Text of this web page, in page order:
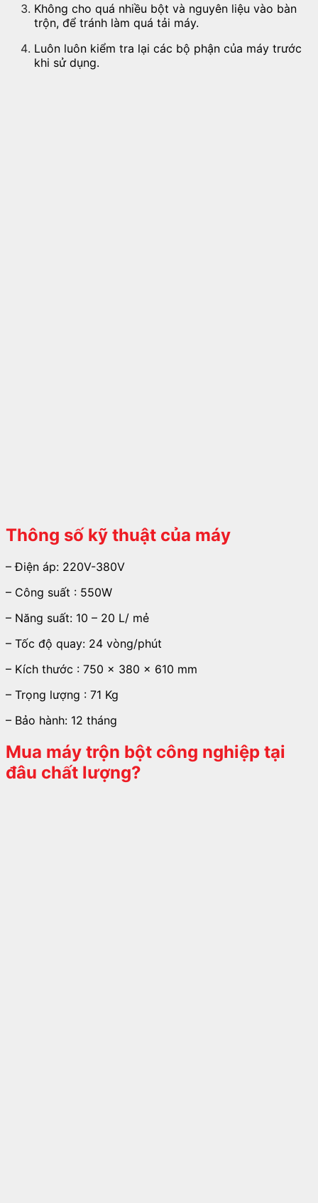
Không cho quá nhiều bột và nguyên liệu vào bàn
trộn, để tránh làm quá tải máy.
Luôn luôn kiểm tra lại các bộ phận của máy trước
khi sử dụng.
Thông số kỹ thuật của máy
– Điện áp: 220V-380V
– Công suất : 550W
– Năng suất: 10 – 20 L/ mẻ
– Tốc độ quay: 24 vòng/phút
– Kích thước : 750 x 380 x 610 mm
– Trọng lượng : 71 Kg
– Bảo hành: 12 tháng
Mua máy trộn bột công nghiệp tại
đâu chất lượng?